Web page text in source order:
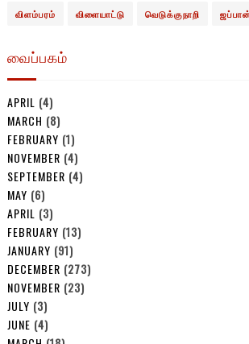
விளம்பரம் விளையாட்டு வெடுக்குநாறி
வைப்பகம்
APRIL (4)
MARCH (8)
FEBRUARY (1)
NOVEMBER (4)
SEPTEMBER (4)
MAY (6)
APRIL (3)
FEBRUARY (13)
JANUARY (91)
DECEMBER (273)
NOVEMBER (23)
JULY (3)
JUNE (4)